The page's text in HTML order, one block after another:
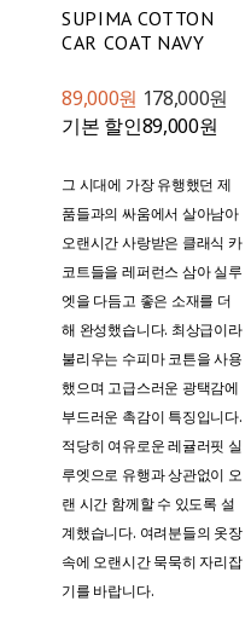
SUPIMA COTTON
CAR COAT NAVY
89,000원 178,000원
기본 할인89,000원
그 시대에 가장 유행했던 제
품들과의 싸움에서 살아남아
오랜시간 사랑받은 클래식 카
코트들을 레퍼런스 삼아 실루
엣을 다듬고 좋은 소재를 더
해 완성했습니다. 최상급이라
불리우는 수피마 코튼을 사용
했으며 고급스러운 광택감에
부드러운 촉감이 특징입니다.
적당히 여유로운 레귤러핏 실
루엣으로 유행과 상관없이 오
랜 시간 함께할 수 있도록 설
계했습니다. 여려분들의 옷장
속에 오랜시간 묵묵히 자리잡
기를 바랍니다.